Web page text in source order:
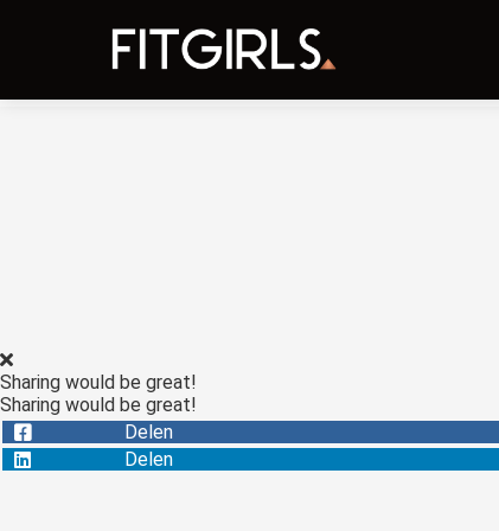
Sharing would be great!
Sharing would be great!
Delen
Delen